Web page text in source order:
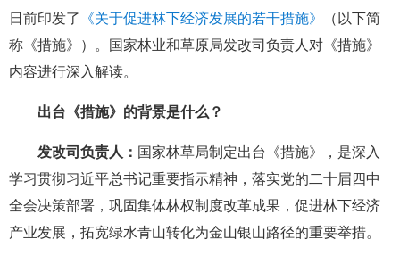
日前印发了
《关于促进林下经济发展的若干措施》
（以下简
称《措施》）。国家林业和草原局发改司负责人对《措施》
内容进行深入解读。
出台《措施》的背景是什么？
发改司负责人： 国家林草局制定出台《措施》，是深入
学习贯彻习近平总书记重要指示精神，落实党的二十届四中
全会决策部署，巩固集体林权制度改革成果，促进林下经济
产业发展，拓宽绿水青山转化为金山银山路径的重要举措。